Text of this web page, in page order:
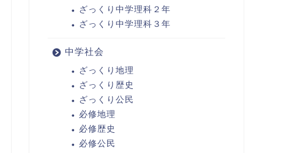
ざっくり中学理科２年
ざっくり中学理科３年
中学社会
ざっくり地理
ざっくり歴史
ざっくり公民
必修地理
必修歴史
必修公民